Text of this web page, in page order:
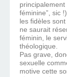
féminine”, sic
les fidèles
ne saurait
féminin, le
théologique.
Pas grave,
sexuelle
motive cette